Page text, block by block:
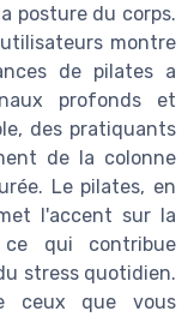
posture du corps.
montre
de pilates a
profonds et
des pratiquants
de la colonne
Le pilates, en
l'accent sur la
qui contribue
stress quotidien.
ceux que vous